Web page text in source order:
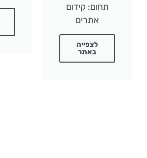
תחום: קידום
אתרים
לצפייה
באתר